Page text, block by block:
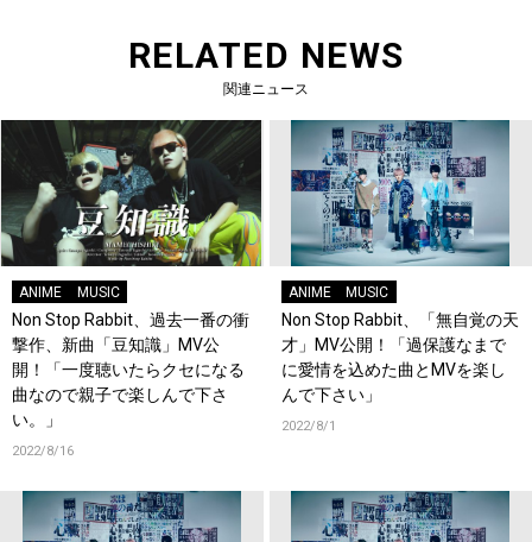
RELATED NEWS
関連ニュース
ANIME MUSIC
Non Stop Rabbit、過去一番の衝
撃作、新曲「豆知識」MV公
開！「一度聴いたらクセになる
曲なので親子で楽しんで下さ
い。」
2022/8/16
ANIME MUSIC
Non Stop Rabbit、「無自覚の天
才」MV公開！「過保護なまで
に愛情を込めた曲とMVを楽し
んで下さい」
2022/8/1